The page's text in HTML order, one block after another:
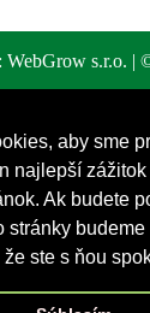
aby sme
najlepší zážitok
Ak budete
stránky budeme
ste s ňou
WebGrow s.r.o. |
systém
Archív